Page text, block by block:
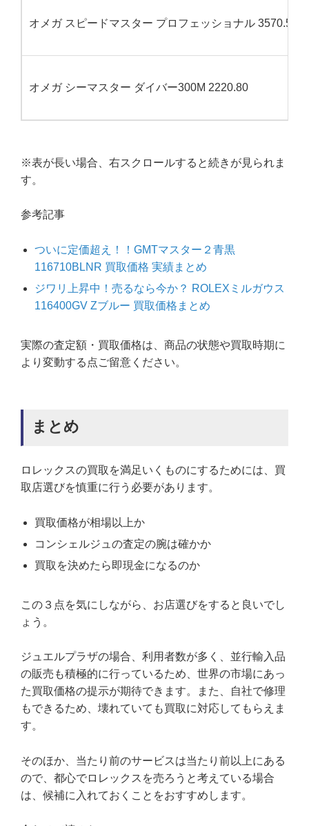
オメガ スピードマスター プロフェッショナル 3570.50
オメガ シーマスター ダイバー300M 2220.80
※表が長い場合、右スクロールすると続きが見られま
す。
参考記事
ついに定価超え！！GMTマスター２青黒
116710BLNR 買取価格 実績まとめ
ジワリ上昇中！売るなら今か？ ROLEXミルガウス
116400GV Zブルー 買取価格まとめ
実際の査定額・買取価格は、商品の状態や買取時期に
より変動する点ご留意ください。
まとめ
ロレックスの買取を満足いくものにするためには、買
取店選びを慎重に行う必要があります。
買取価格が相場以上か
コンシェルジュの査定の腕は確かか
買取を決めたら即現金になるのか
この３点を気にしながら、お店選びをすると良いでし
ょう。
ジュエルプラザの場合、利用者数が多く、並行輸入品
の販売も積極的に行っているため、世界の市場にあっ
た買取価格の提示が期待できます。また、自社で修理
もできるため、壊れていても買取に対応してもらえま
す。
そのほか、当たり前のサービスは当たり前以上にある
ので、都心でロレックスを売ろうと考えている場合
は、候補に入れておくことをおすすめします。